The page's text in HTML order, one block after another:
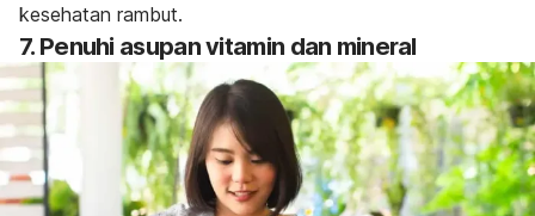
kesehatan rambut.
7. Penuhi asupan vitamin dan mineral